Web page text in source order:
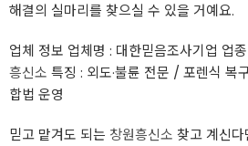
해결의 실마리를 찾으실 수 있을 거예요.
업체 정보 업체명 : 대한믿음조사기업 업
흥신소 특징 : 외도·불륜 전문 / 포렌식 복
합법 운영
믿고 맡겨도 되는 창원흥신소 찾고 계신